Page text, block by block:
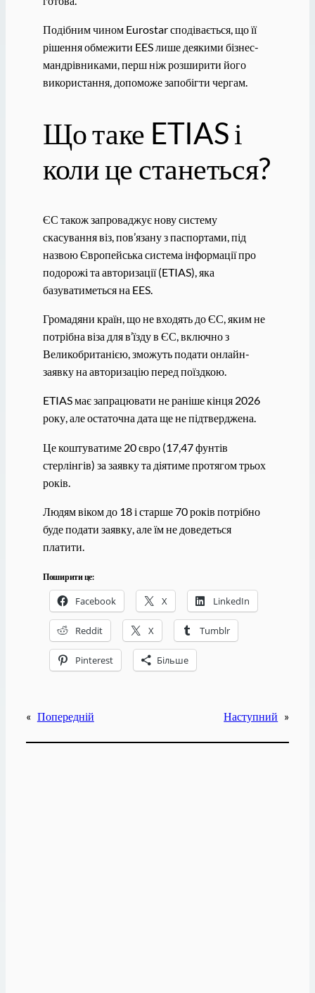
Подібним чином Eurostar сподівається, що її
рішення обмежити EES лише деякими бізнес-
мандрівниками, перш ніж розширити його
використання, допоможе запобігти чергам.
Що таке ETIAS і
коли це станеться?
ЄС також запроваджує нову систему
скасування віз, пов’язану з паспортами, під
назвою Європейська система інформації про
подорожі та авторизації (ETIAS), яка
базуватиметься на EES.
Громадяни країн, що не входять до ЄС, яким не
потрібна віза для в’їзду в ЄС, включно з
Великобританією, зможуть подати онлайн-
заявку на авторизацію перед поїздкою.
ETIAS має запрацювати не раніше кінця 2026
року, але остаточна дата ще не підтверджена.
Це коштуватиме 20 євро (17,47 фунтів
стерлінгів) за заявку та діятиме протягом трьох
років.
Людям віком до 18 і старше 70 років потрібно
буде подати заявку, але їм не доведеться
платити.
Поширити це:
Facebook X LinkedIn
Reddit X Tumblr
Pinterest Більше
« Попередній Наступний »